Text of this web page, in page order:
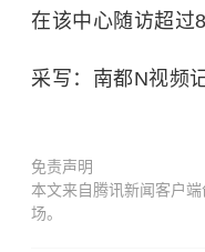
在该中心随访超过8
采写：南都N视频
免责声明
本文来自腾讯新闻客户
场。